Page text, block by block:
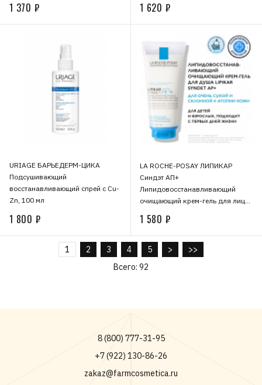
1 370 ₽ 1 620 ₽
URIAGE БАРЬЕДЕРМ-ЦИКА
Подсушивающий
восстанавливающий спрей с Cu-
Zn, 100 мл
1 800 ₽
LA ROCHE-POSAY ЛИПИКАР
Синдэт АП+
Липидовосстанавливающий
очищающий крем-гель для лица
взрослых, 200 мл
1 580 ₽
1 2 3 4 5 >
>>
Всего: 92
8 (800) 777-31-95
+7 (922) 130-86-26
zakaz@farmcosmetica.ru